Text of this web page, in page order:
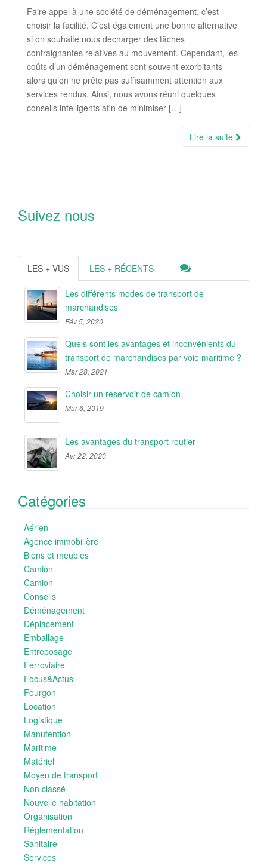
Faire appel à une société de déménagement, c’est
choisir la facilité. C’est également une bonne alternative
si on souhaite nous décharger des tâches
contraignantes relatives au mouvement. Cependant, les
coûts d’un déménagement sont souvent exorbitants
alors qu’on ne prête pas suffisamment attention aux
services rendus. Ainsi, nous avons réuni quelques
conseils intelligents afin de minimiser […]
Lire la suite
Suivez nous
LES + VUS LES + RÉCENTS
Les différents modes de transport de
marchandises
Fév 5, 2020
Quels sont les avantages et inconvénients du
transport de marchandises par voie maritime ?
Mar 28, 2021
Choisir un réservoir de camion
Mar 6, 2019
Les avantages du transport routier
Avr 22, 2020
Catégories
Aérien
Agence immobilière
Biens et meubles
Camion
Camion
Conseils
Déménagement
Déplacement
Emballage
Entreposage
Ferroviaire
Focus&Actus
Fourgon
Location
Logistique
Manutention
Maritime
Matériel
Moyen de transport
Non classé
Nouvelle habitation
Organisation
Réglementation
Sanitaire
Services